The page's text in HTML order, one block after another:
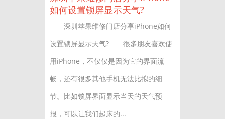
如何设置锁屏显示天气?
深圳苹果维修门店分享iPhone如何
设置锁屏显示天气? 很多朋友喜欢使
用iPhone，不仅仅是因为它的界面流
畅，还有很多其他手机无法比拟的细
节。比如锁屏界面显示当天的天气预
报，可以让我们起床的...